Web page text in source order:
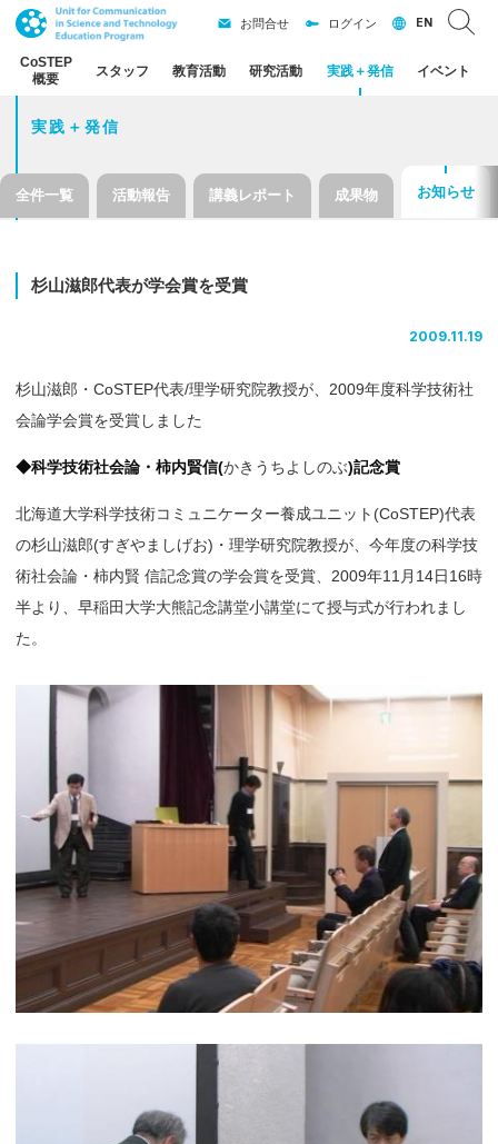
CoSTEP
概要
スタッフ 教育活動 研究活動 実践＋発信 イベント
お問合せ ログイン EN
実践＋発信
全件一覧 活動報告 講義レポート 成果物 お知らせ
杉山滋郎代表が学会賞を受賞
2009.11.19
杉山滋郎・CoSTEP代表/理学研究院教授が、2009年度科学技術社
会論学会賞を受賞しました
◆科学技術社会論・柿内賢信(かきうちよしのぶ)記念賞
北海道大学科学技術コミュニケーター養成ユニット(CoSTEP)代表
の杉山滋郎(すぎやましげお)・理学研究院教授が、今年度の科学技
術社会論・柿内賢 信記念賞の学会賞を受賞、2009年11月14日16時
半より、早稲田大学大熊記念講堂小講堂にて授与式が行われまし
た。